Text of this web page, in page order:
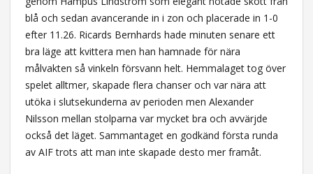
blå och sedan avancerande in i zon och placerade in 1-0
efter 11.26. Ricards Bernhards hade minuten senare ett
bra läge att kvittera men han hamnade för nära
målvakten så vinkeln försvann helt. Hemmalaget tog över
spelet alltmer, skapade flera chanser och var nära att
utöka i slutsekunderna av perioden men Alexander
Nilsson mellan stolparna var mycket bra och avvärjde
också det läget. Sammantaget en godkänd första runda
av AIF trots att man inte skapade desto mer framåt.